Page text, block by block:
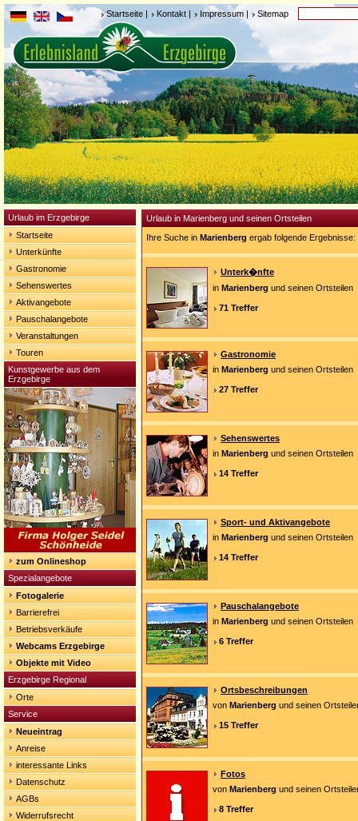
Startseite | Kontakt | Impressum | Sitemap
Urlaub im Erzgebirge
Startseite
Unterkünfte
Gastronomie
Sehenswertes
Aktivangebote
Pauschalangebote
Veranstaltungen
Touren
Kunstgewerbe aus dem
Erzgebirge
zum Onlineshop
Spezialangebote
Fotogalerie
Barrierefrei
Betriebsverkäufe
Webcams Erzgebirge
Objekte mit Video
Erzgebirge Regional
Orte
Service
Neueintrag
Anreise
interessante Links
Datenschutz
AGBs
Widerrufsrecht
Urlaub in Marienberg und seinen Ortsteilen
Ihre Suche in Marienberg ergab folgende Ergebnisse:
Unterk�nfte
in Marienberg und seinen Ortsteilen
71 Treffer
Gastronomie
in Marienberg und seinen Ortsteilen
27 Treffer
Sehenswertes
in Marienberg und seinen Ortsteilen
14 Treffer
Sport- und Aktivangebote
in Marienberg und seinen Ortsteilen
14 Treffer
Pauschalangebote
in Marienberg und seinen Ortsteilen
6 Treffer
Ortsbeschreibungen
von Marienberg und seinen
15 Treffer
Fotos
von Marienberg und seinen
8 Treffer